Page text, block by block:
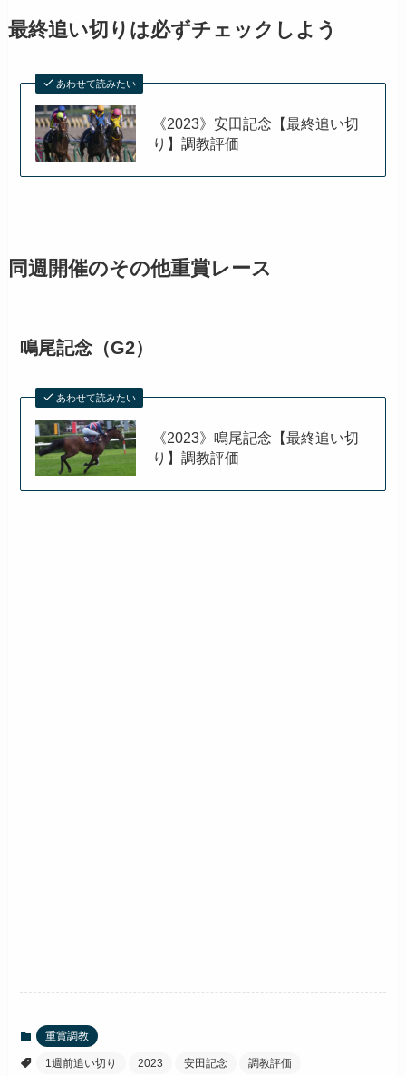
最終追い切りは必ずチェックしよう
あわせて読みたい
《2023》安田記念【最終追い切
り】調教評価
同週開催のその他重賞レース
鳴尾記念（G2）
あわせて読みたい
《2023》鳴尾記念【最終追い切
り】調教評価
重賞調教
1週前追い切り 2023 安田記念 調教評価